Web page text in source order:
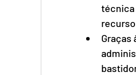
técnica
Graças